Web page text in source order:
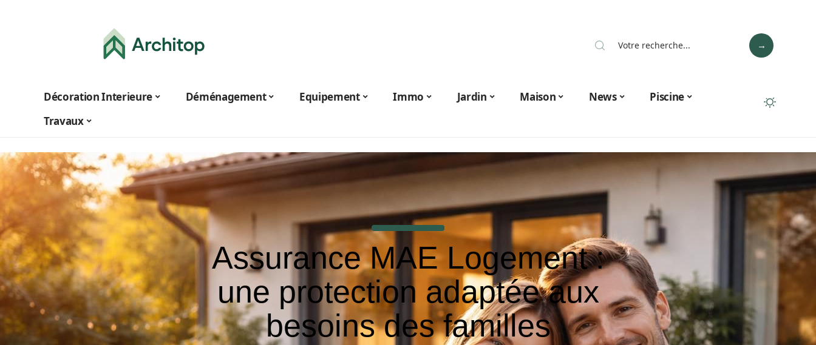
Décoration Interieure Déménagement Equipement Immo Jardin Maison News
Piscine
Travaux
Assurance MAE Logement :
une protection adaptée aux
besoins des familles